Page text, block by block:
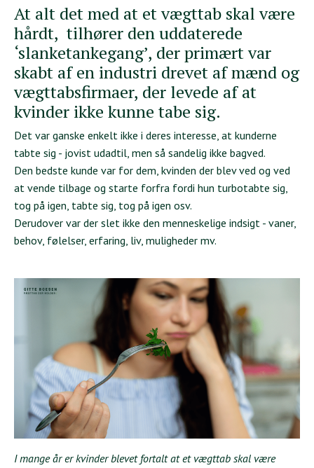
At alt det med at et vægttab skal være
hårdt, tilhører den uddaterede
‘slanketankegang’, der primært var
skabt af en industri drevet af mænd og
vægttabsfirmaer, der levede af at
kvinder ikke kunne tabe sig.
Det var ganske enkelt ikke i deres interesse, at kunderne
tabte sig - jovist udadtil, men så sandelig ikke bagved.
Den bedste kunde var for dem, kvinden der blev ved og ved
at vende tilbage og starte forfra fordi hun turbotabte sig,
tog på igen, tabte sig, tog på igen osv.
Derudover var der slet ikke den menneskelige indsigt - vaner,
behov, følelser, erfaring, liv, muligheder mv.
I mange år er kvinder blevet fortalt at et vægttab skal være